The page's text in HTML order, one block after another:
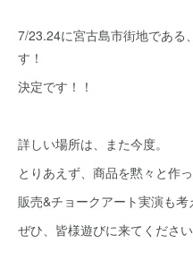
7/23.24に宮古島市街地である
す！
決定です！！
詳しい場所は、また今度。
とりあえず、商品を黙々と作
販売&チョークアート実演も考
ぜひ、皆様遊びに来てください